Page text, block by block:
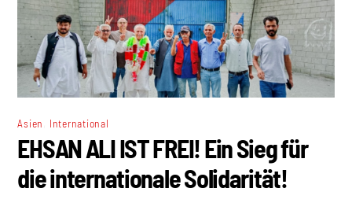
Asien International
EHSAN ALI IST FREI! Ein Sieg für
die internationale Solidarität!